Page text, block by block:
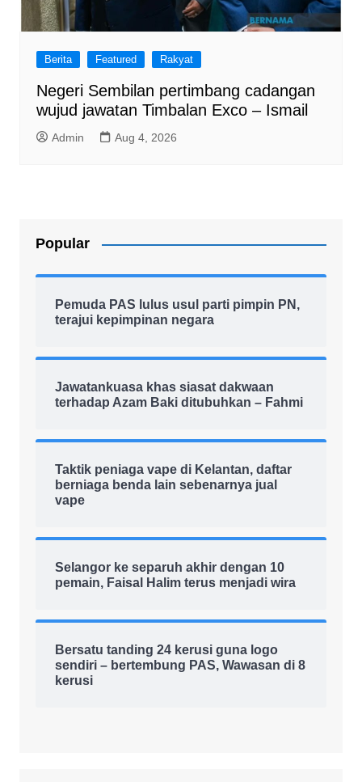
Berita Featured Rakyat
Negeri Sembilan pertimbang cadangan
wujud jawatan Timbalan Exco – Ismail
Admin Aug 4, 2026
Popular
Pemuda PAS lulus usul parti pimpin PN,
terajui kepimpinan negara
Jawatankuasa khas siasat dakwaan
terhadap Azam Baki ditubuhkan – Fahmi
Taktik peniaga vape di Kelantan, daftar
berniaga benda lain sebenarnya jual
vape
Selangor ke separuh akhir dengan 10
pemain, Faisal Halim terus menjadi wira
Bersatu tanding 24 kerusi guna logo
sendiri – bertembung PAS, Wawasan di 8
kerusi